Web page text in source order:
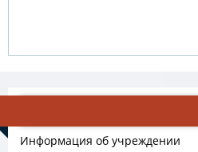
Информация об учреждении